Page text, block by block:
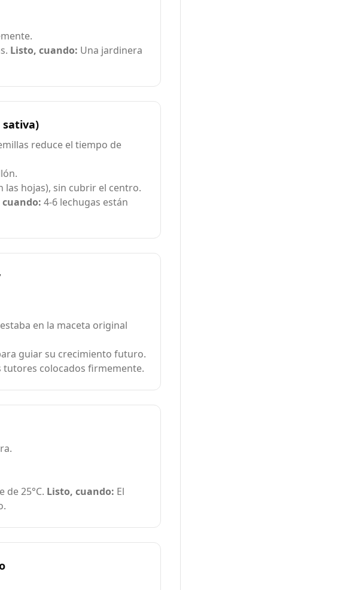
Listo, cuando: Una jardinera
sativa)
reduce el tiempo de
las hojas), sin cubrir el centro.
4-6 lechugas están
en la maceta original
guiar su crecimiento futuro.
tutores colocados firmemente.
de 25°C. Listo, cuando: El